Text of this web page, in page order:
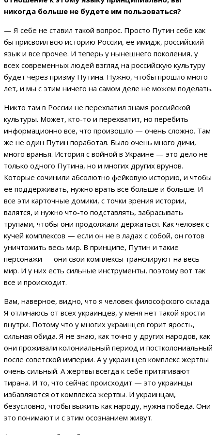
никогда больше не будете им пользоваться?
— Я себе не ставил такой вопрос. Просто Путин себе как
бы присвоил всю историю России, ее имидж, российский
язык и все прочее. И теперь у нынешнего поколения, у
всех современных людей взгляд на российскую культуру
будет через призму Путина. Нужно, чтобы прошло много
лет, и мы с этим ничего на самом деле не можем поделать.
Никто там в России не перехватил знамя российской
культуры. Может, кто-то и перехватит, но перебить
информационно все, что произошло — очень сложно. Там
же не один Путин поработал. Было очень много дичи,
много вранья. История с войной в Украине — это дело не
только одного Путина, но и многих других врунов.
Которые сочинили абсолютно фейковую историю, и чтобы
ее поддерживать, нужно врать все больше и больше. И
все эти карточные домики, с точки зрения истории,
валятся, и нужно что-то подставлять, забрасывать
трупами, чтобы они продолжали держаться. Как человек с
кучей комплексов — если он не в ладах с собой, он готов
уничтожить весь мир. В принципе, Путин и такие
персонажи — они свои комплексы транслируют на весь
мир. И у них есть сильные инструменты, поэтому вот так
все и происходит.
Вам, наверное, видно, что я человек философского склада.
Я отличаюсь от всех украинцев, у меня нет такой ярости
внутри. Потому что у многих украинцев горит ярость,
сильная обида. Я не знаю, как точно у других народов, как
они проживали колониальный период и постколониальный
после советской империи. А у украинцев комплекс жертвы
очень сильный. А жертвы всегда к себе притягивают
тирана. И то, что сейчас происходит — это украинцы
избавляются от комплекса жертвы. И украинцам,
безусловно, чтобы выжить как народу, нужна победа. Они
это понимают и с этим осознанием живут.